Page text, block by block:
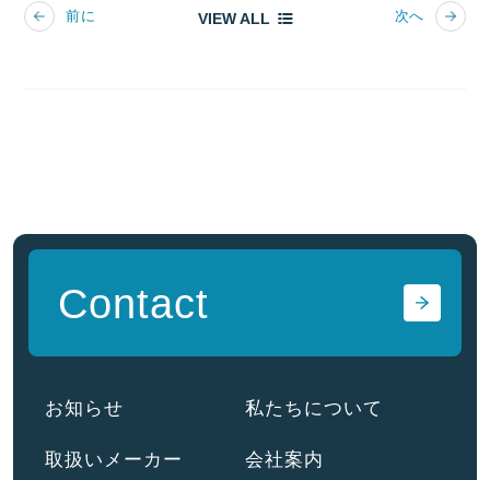
前に 次へ
VIEW ALL
お知らせ 私たちについて
取扱いメーカー 会社案内
Contact